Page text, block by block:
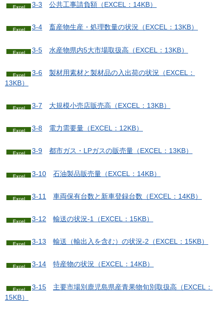
3-3 公共工事請負額（EXCEL：14KB）
3-4 畜産物生産・処理数量の状況（EXCEL：13KB）
3-5 水産物県内5大市場取扱高（EXCEL：13KB）
3-6 製材用素材と製材品の入出荷の状況（EXCEL：
13KB）
3-7 大規模小売店販売高（EXCEL：13KB）
3-8 電力需要量（EXCEL：12KB）
3-9 都市ガス・LPガスの販売量（EXCEL：13KB）
3-10 石油製品販売量（EXCEL：14KB）
3-11 車両保有台数と新車登録台数（EXCEL：14KB）
3-12 輸送の状況-1（EXCEL：15KB）
3-13 輸送（輸出入を含む）の状況-2（EXCEL：15KB）
3-14 特産物の状況（EXCEL：14KB）
3-15 主要市場別鹿児島県産青果物旬別取扱高（EXCEL：
15KB）